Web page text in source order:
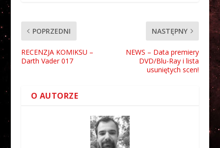
POPRZEDNI
RECENZJA KOMIKSU –
Darth Vader 017
NASTĘPNY
NEWS – Data premiery
DVD/Blu-Ray i lista
usuniętych scen!
O AUTORZE